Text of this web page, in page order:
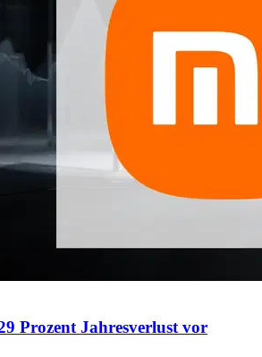
Prozent Jahresverlust vor